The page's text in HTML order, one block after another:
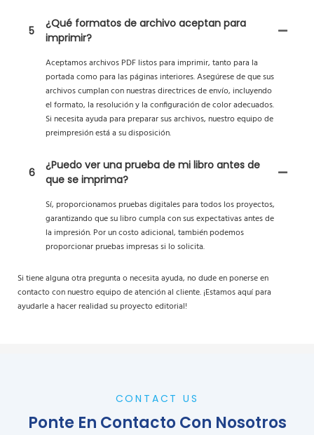
5
¿Qué formatos de archivo aceptan para
imprimir?
Aceptamos archivos PDF listos para imprimir, tanto para la
portada como para las páginas interiores. Asegúrese de que sus
archivos cumplan con nuestras directrices de envío, incluyendo
el formato, la resolución y la configuración de color adecuados.
Si necesita ayuda para preparar sus archivos, nuestro equipo de
preimpresión está a su disposición.
6
¿Puedo ver una prueba de mi libro antes de
que se imprima?
Sí, proporcionamos pruebas digitales para todos los proyectos,
garantizando que su libro cumpla con sus expectativas antes de
la impresión. Por un costo adicional, también podemos
proporcionar pruebas impresas si lo solicita.
Si tiene alguna otra pregunta o necesita ayuda, no dude en ponerse en
contacto con nuestro equipo de atención al cliente. ¡Estamos aquí para
ayudarle a hacer realidad su proyecto editorial!
CONTACT US
Ponte En Contacto Con Nosotros